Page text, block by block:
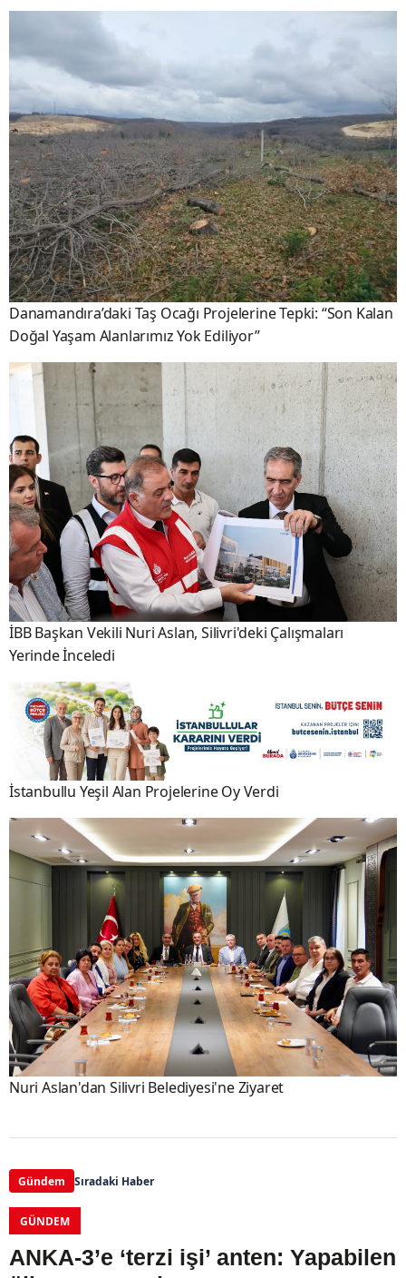
Danamandıra’daki Taş Ocağı Projelerine Tepki: “Son Kalan
Doğal Yaşam Alanlarımız Yok Ediliyor”
İBB Başkan Vekili Nuri Aslan, Silivri'deki Çalışmaları
Yerinde İnceledi
İstanbullu Yeşil Alan Projelerine Oy Verdi
Nuri Aslan'dan Silivri Belediyesi'ne Ziyaret
Gündem Sıradaki Haber
GÜNDEM
ANKA-3’e ‘terzi işi’ anten: Yapabilen